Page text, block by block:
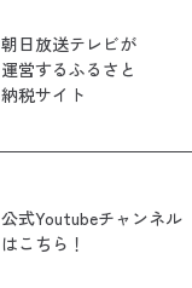
朝日放送テレビが
運営するふるさと
納税サイト
公式Youtubeチャンネル
はこちら！